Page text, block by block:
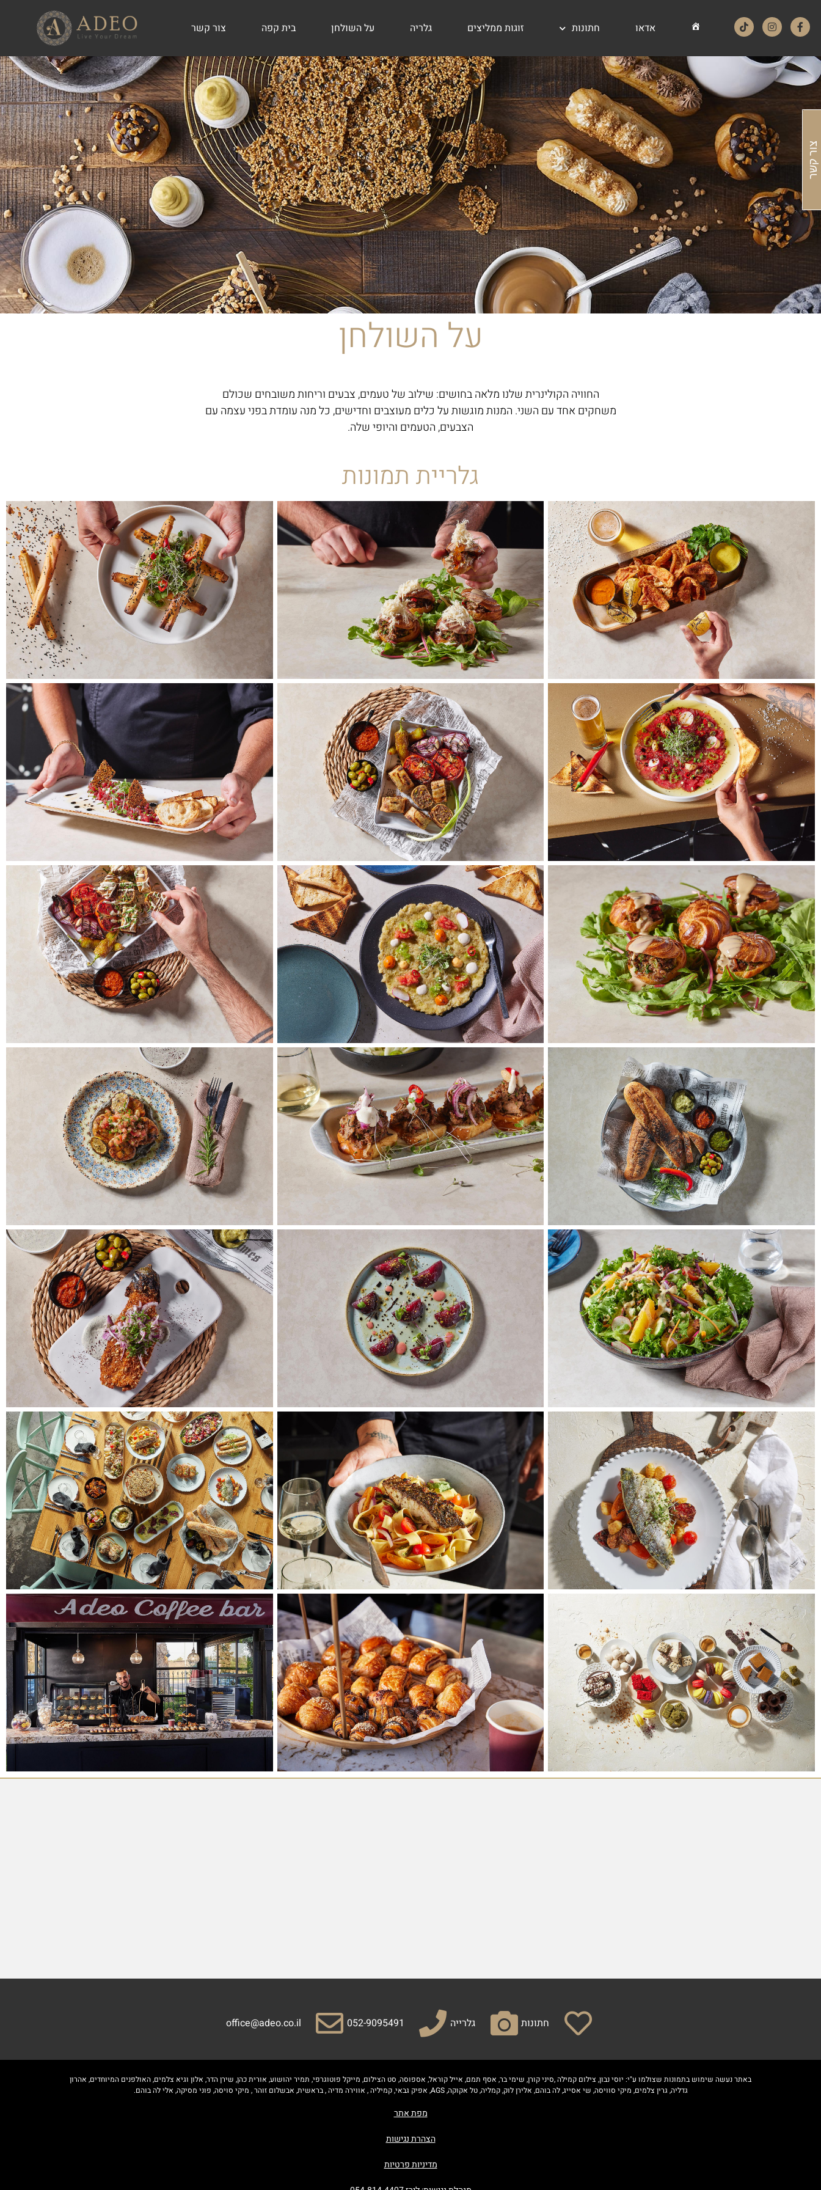
אדאו – ADEO דף הבית אדאו חתונות זוגות ממליצים גלריה על השולחן בית קפה צור קשר
צור קשר
על השולחן
החוויה הקולינרית שלנו מלאה בחושים: שילוב של טעמים, צבעים וריחות משובחים שכולם
משחקים אחד עם השני. המנות מוגשות על כלים מעוצבים וחדישים, כל מנה עומדת בפני עצמה עם
הצבעים, הטעמים והיופי שלה.
גלריית תמונות
חתונות גלרייה 052-9095491
office@adeo.co.il
באתר נעשה שימוש בתמונות שצולמו ע"י: יוסי נבון, צילום קמילה ,סיני קורן, שימי בר, אסף תמם, אייל קוראל, אספוסה, סט הצילום, מייקל פוטוגרפי, תמיר יהושוע, אורית כהן, שירן הדר, אלון וגיא צלמים, האולפנים המיוחדים, אהרון
גדליה, גרין צלמים, מיקי סוויסה, שי אסייג, לה בוהם, אלירן לוק, קמליה, טל אקוקה, AGS, אפיק גבאי, קמיליה , אווירה מדיה , בראשית, אבשלום זוהר , מיקי סויסה, פוני מסיקה, אלי לה בוהם.
מפת אתר
הצהרת נגישות
מדיניות פרטיות